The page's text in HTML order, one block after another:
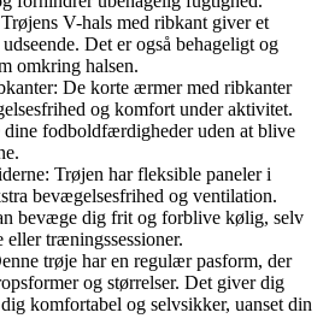
V-hals med ribkant giver et
Det er også behageligt og
omkring halsen.
De korte ærmer med ribkanter
og komfort under aktivitet.
fodboldfærdigheder uden at blive
Trøjen har fleksible paneler i
bevægelsesfrihed og ventilation.
bevæge dig frit og forblive kølig, selv
eller træningssessioner.
trøje har en regulær pasform, der
og størrelser. Det giver dig
komfortabel og selvsikker, uanset din